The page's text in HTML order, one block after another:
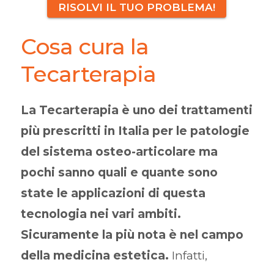
RISOLVI IL TUO PROBLEMA!
Cosa cura la
Tecarterapia
La Tecarterapia è uno dei trattamenti
più prescritti in Italia per le patologie
del sistema osteo-articolare ma
pochi sanno quali e quante sono
state le applicazioni di questa
tecnologia nei vari ambiti.
Sicuramente la più nota è nel campo
della medicina estetica. Infatti,